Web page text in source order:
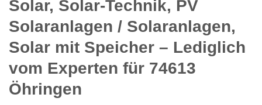
Solar, Solar-Technik, PV
Solaranlagen / Solaranlagen,
Solar mit Speicher – Lediglich
vom Experten für 74613
Öhringen